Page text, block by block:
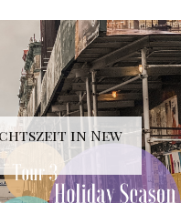
in New